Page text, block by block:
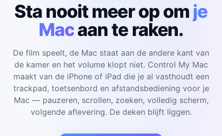
Sta nooit meer op om je
Macaan te raken.
De film speelt, de Mac staat aan de andere kant van
de kamer en het volume klopt niet. Control My Mac
maakt van de iPhone of iPad die je al vasthoudt een
trackpad, toetsenbord en afstandsbediening voor je
Mac — pauzeren, scrollen, zoeken, volledig scherm,
volgende aflevering. De deken blijft liggen.